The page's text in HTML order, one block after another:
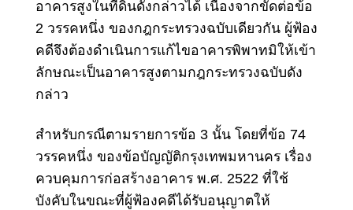
อาคารสูงในที่ดินดังกล่าวได้ เนื่องจากขัดต่อข้อ
2 วรรคหนึ่ง ของกฎกระทรวงฉบับเดียวกัน ผู้ฟ้อง
คดีจึงต้องดำเนินการแก้ไขอาคารพิพาทมิให้เข้า
ลักษณะเป็นอาคารสูงตามกฎกระทรวงฉบับดัง
กล่าว
สำหรับกรณีตามรายการข้อ 3 นั้น โดยที่ข้อ 74
วรรคหนึ่ง ของข้อบัญญัติกรุงเทพมหานคร เรื่อง
ควบคุมการก่อสร้างอาคาร พ.ศ. 2522 ที่ใช้
บังคับในขณะที่ผู้ฟ้องคดีได้รับอนุญาตให้